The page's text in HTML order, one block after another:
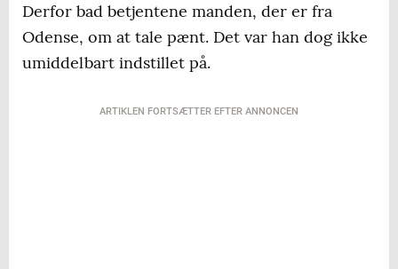
Derfor bad betjentene manden, der er fra
Odense, om at tale pænt. Det var han dog ikke
umiddelbart indstillet på.
ARTIKLEN FORTSÆTTER EFTER ANNONCEN